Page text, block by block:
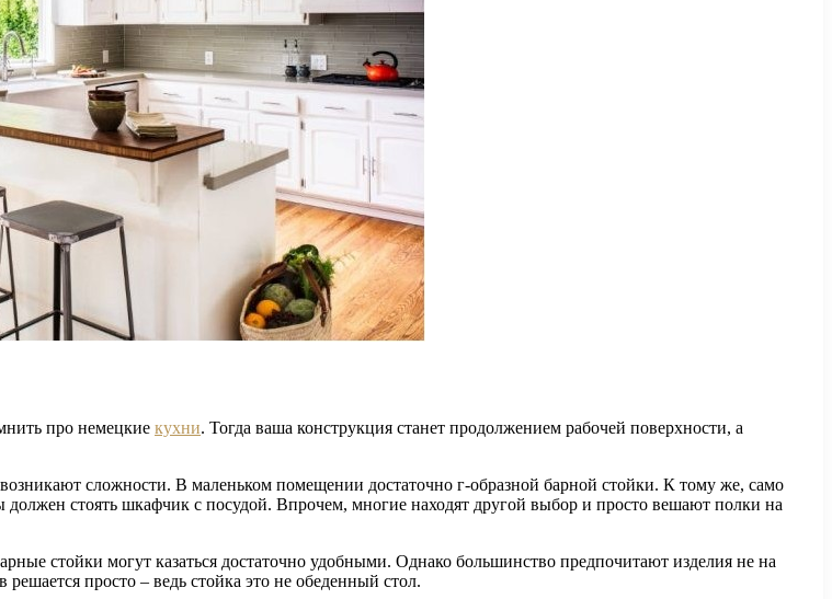
про немецкие кухни. Тогда ваша конструкция станет продолжением рабочей поверхности, а
сложности. В маленьком помещении достаточно г-образной барной стойки. К тому же, само
должен стоять шкафчик с посудой. Впрочем, многие находят другой выбор и просто вешают полки на
стойки могут казаться достаточно удобными. Однако большинство предпочитают изделия не на
просто – ведь стойка это не обеденный стол.